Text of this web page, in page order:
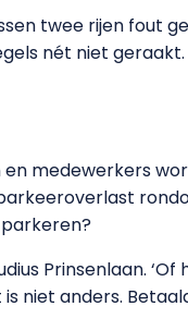
twee rijen fout
nét niet
medewerkers
Prinsenlaan. ‘Of
niet anders.